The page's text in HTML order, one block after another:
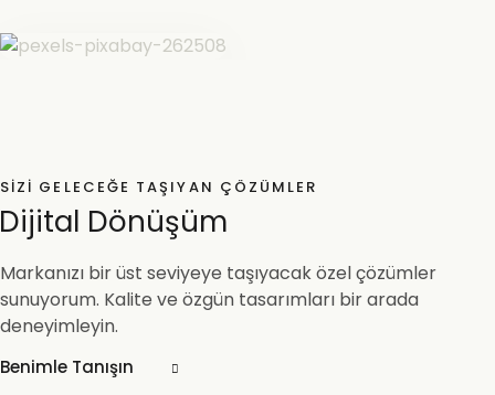
SIZI GELECEĞE TAŞIYAN ÇÖZÜMLER
Dijital Dönüşüm
Markanızı bir üst seviyeye taşıyacak özel çözümler
sunuyorum. Kalite ve özgün tasarımları bir arada
deneyimleyin.
Benimle Tanışın